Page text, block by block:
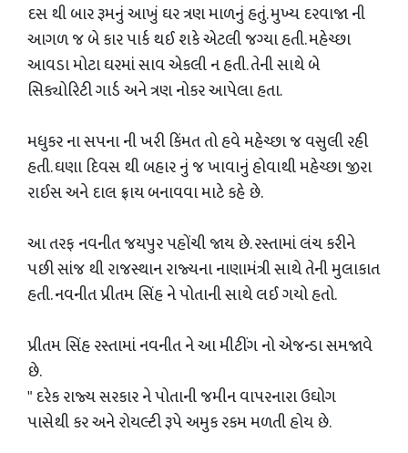
દસ થી બાર રૂમનું આખું ઘર ત્રણ માળનું હતું. મુખ્ય દરવાજા ની
આગળ જ બે કાર પાર્ક થઈ શકે એટલી જગ્યા હતી. મહેચ્છા
આવડા મોટા ઘરમાં સાવ એકલી ન હતી. તેની સાથે બે
સિક્યોરિટી ગાર્ડ અને ત્રણ નોકર આપેલા હતા.
મધુકર ના સપના ની ખરી કિંમત તો હવે મહેચ્છા જ વસુલી રહી
હતી. ઘણા દિવસ થી બહાર નું જ ખાવાનું હોવાથી મહેચ્છા જીરા
રાઈસ અને દાલ ફ્રાય બનાવવા માટે કહે છે.
આ તરફ નવનીત જયપુર પહોંચી જાય છે. રસ્તામાં લંચ કરીને
પછી સાંજ થી રાજસ્થાન રાજ્યના નાણામંત્રી સાથે તેની મુલાકાત
હતી. નવનીત પ્રીતમ સિંહ ને પોતાની સાથે લઈ ગયો હતો.
પ્રીતમ સિંહ રસ્તામાં નવનીત ને આ મીટીંગ નો એજન્ડા સમજાવે
છે.
" દરેક રાજ્ય સરકાર ને પોતાની જમીન વાપરનારા ઉઘોગ
પાસેથી કર અને રોયલ્ટી રૂપે અમુક રકમ મળતી હોય છે.